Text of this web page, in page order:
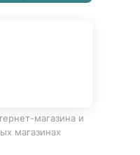
магазина и
магазинах